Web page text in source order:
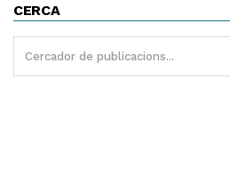
CERCA